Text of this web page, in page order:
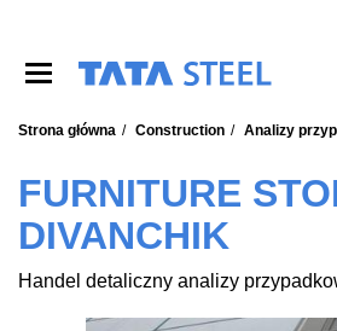
Strona główna Construction Analizy
FURNITURE
DIVANCHIK
Handel detaliczny analizy